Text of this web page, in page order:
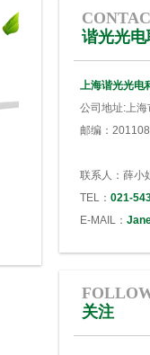
谐光光
上海谐光光电
公司地址:上
邮编：201108
联系人：薛小
TEL：021-
E-MAIL：
关注